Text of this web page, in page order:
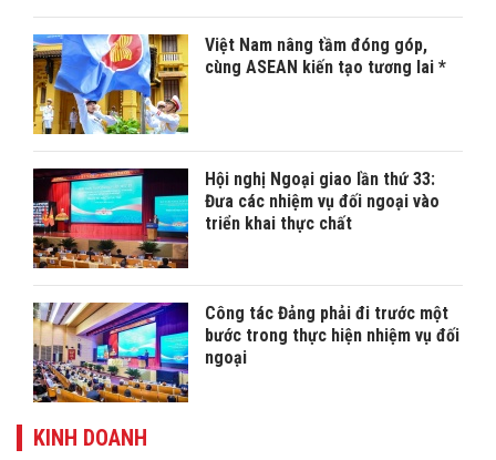
Việt Nam nâng tầm đóng góp,
cùng ASEAN kiến tạo tương lai *
Hội nghị Ngoại giao lần thứ 33:
Đưa các nhiệm vụ đối ngoại vào
triển khai thực chất
Công tác Đảng phải đi trước một
bước trong thực hiện nhiệm vụ đối
ngoại
KINH DOANH